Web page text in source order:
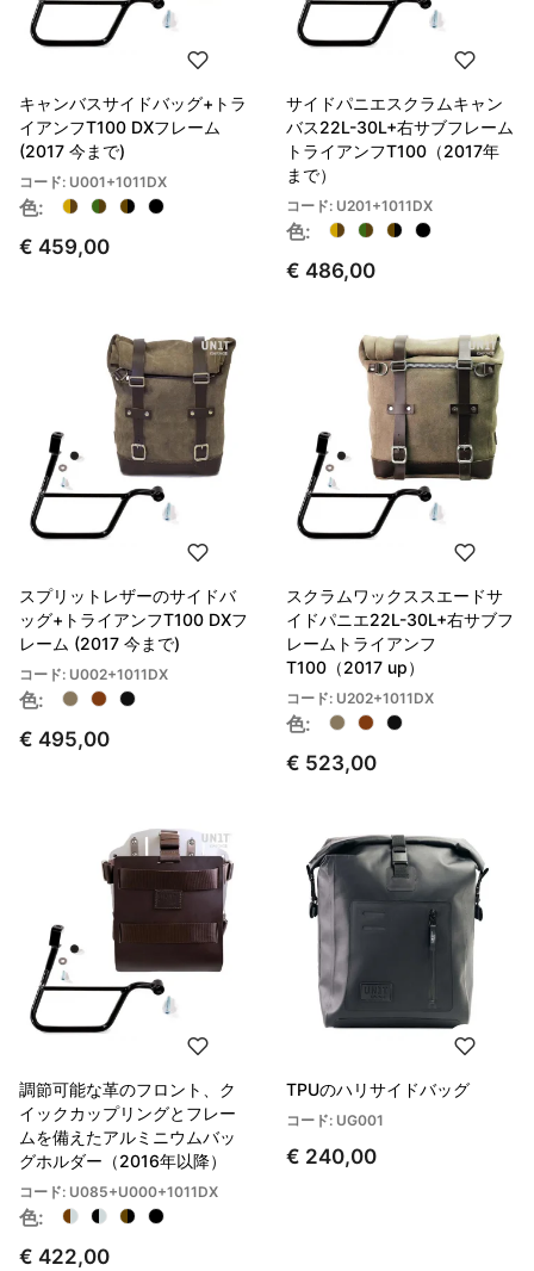
キャンバスサイドバッグ+トラ
イアンフT100 DXフレーム
(2017 今まで)
コード: U001+1011DX
色:
€ 459,00
サイドパニエスクラムキャン
バス22L-30L+右サブフレーム
トライアンフT100（2017年
まで）
コード: U201+1011DX
色:
€ 486,00
スプリットレザーのサイドバ
ッグ+トライアンフT100 DXフ
レーム (2017 今まで)
コード: U002+1011DX
色:
€ 495,00
スクラムワックススエードサ
イドパニエ22L-30L+右サブフ
レームトライアンフ
T100（2017 up）
コード: U202+1011DX
色:
€ 523,00
調節可能な革のフロント、ク
イックカップリングとフレー
ムを備えたアルミニウムバッ
グホルダー（2016年以降）
コード: U085+U000+1011DX
色:
€ 422,00
TPUのハリサイドバッグ
コード: UG001
€ 240,00